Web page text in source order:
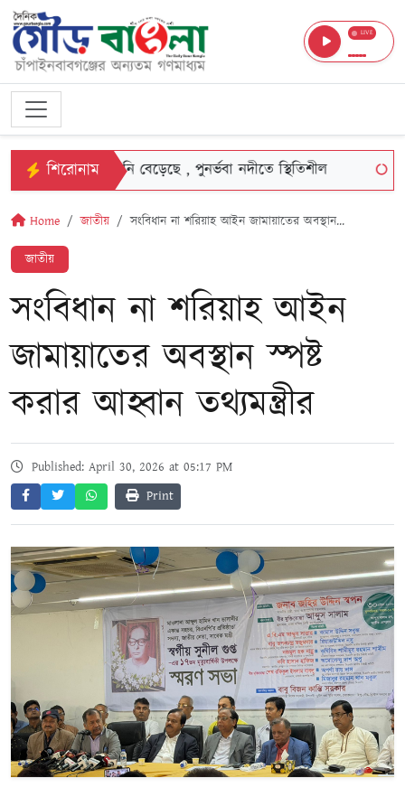
LIVE
শিরোনাম
মহানন্দায় পানি বেড়েছে , পুনর্ভবা নদীতে স্থিতিশীল
Home জাতীয় সংবিধান না শরিয়াহ আইন জামায়াতের অবস্থান...
জাতীয়
সংবিধান না শরিয়াহ আইন
জামায়াতের অবস্থান স্পষ্ট
করার আহ্বান তথ্যমন্ত্রীর
Published: April 30, 2026 at 05:17 PM
Print